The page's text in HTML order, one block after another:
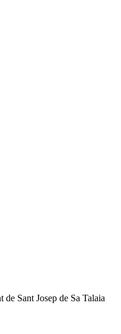
Sant Josep de Sa Talaia